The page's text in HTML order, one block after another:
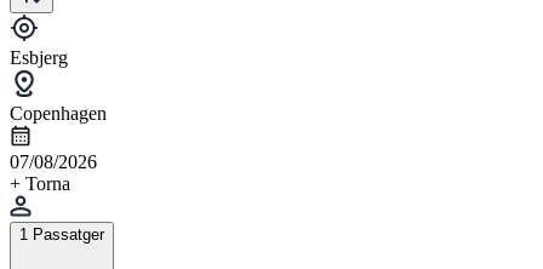
Esbjerg
Copenhagen
07/08/2026
+ Torna
1 Passatger